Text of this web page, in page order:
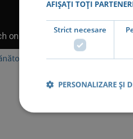
să mîncăm alimente
AFIȘAȚI TOȚI
Strict necesare
PERSONALIZARE ȘI